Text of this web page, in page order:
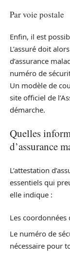
Par voie postale
Enfin, il est
L’assuré doit
d’assurance
numéro de
Un modèle de
site officiel de
démarche.
Quelles
d’assurance
L’attestation
essentiels qui
elle indique :
Les coordonnées
Le numéro de
nécessaire pour